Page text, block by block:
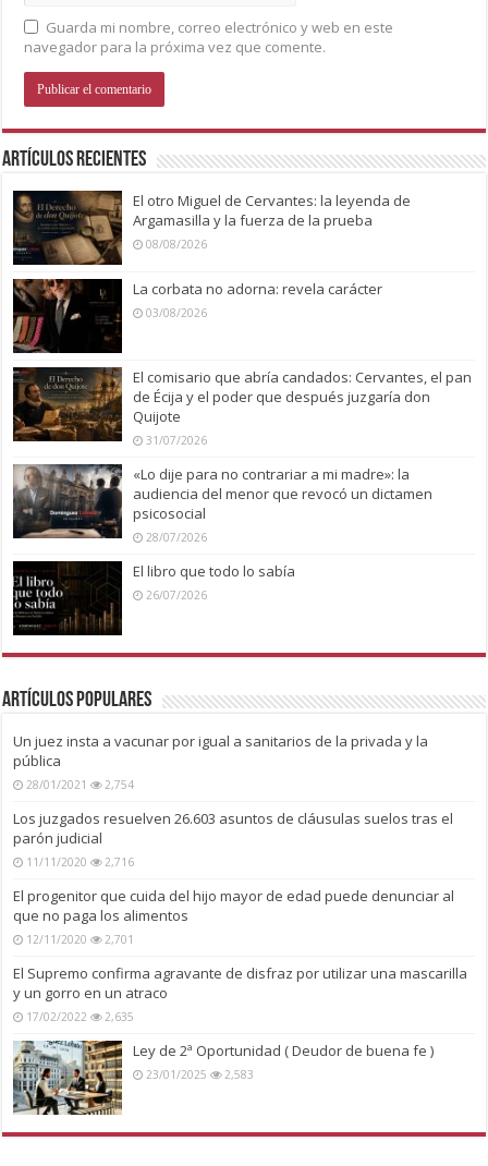
Guarda mi nombre, correo electrónico y web en este
navegador para la próxima vez que comente.
Artículos recientes
El otro Miguel de Cervantes: la leyenda de
Argamasilla y la fuerza de la prueba
08/08/2026
La corbata no adorna: revela carácter
03/08/2026
El comisario que abría candados: Cervantes, el pan
de Écija y el poder que después juzgaría don
Quijote
31/07/2026
«Lo dije para no contrariar a mi madre»: la
audiencia del menor que revocó un dictamen
psicosocial
28/07/2026
El libro que todo lo sabía
26/07/2026
Artículos Populares
Un juez insta a vacunar por igual a sanitarios de la privada y la
pública
28/01/2021 2,754
Los juzgados resuelven 26.603 asuntos de cláusulas suelos tras el
parón judicial
11/11/2020 2,716
El progenitor que cuida del hijo mayor de edad puede denunciar al
que no paga los alimentos
12/11/2020 2,701
El Supremo confirma agravante de disfraz por utilizar una mascarilla
y un gorro en un atraco
17/02/2022 2,635
Ley de 2ª Oportunidad ( Deudor de buena fe )
23/01/2025 2,583